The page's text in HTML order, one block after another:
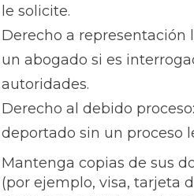
le solicite.
Derecho a representación
un abogado si es
autoridades.
Derecho al debido
deportado sin un proceso
Mantenga copias de sus
(por ejemplo, visa, tarjeta